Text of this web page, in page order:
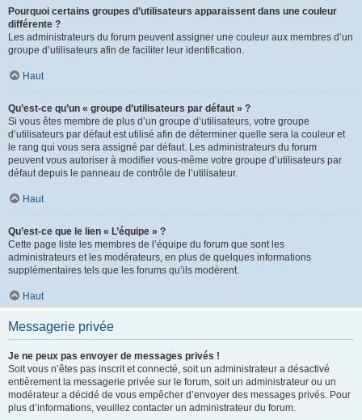
Pourquoi certains groupes d’utilisateurs apparaissent dans une couleur
différente ?
Les administrateurs du forum peuvent assigner une couleur aux membres d’un
groupe d’utilisateurs afin de faciliter leur identification.
Haut
Qu’est-ce qu’un « groupe d’utilisateurs par défaut » ?
Si vous êtes membre de plus d’un groupe d’utilisateurs, votre groupe
d’utilisateurs par défaut est utilisé afin de déterminer quelle sera la couleur et
le rang qui vous sera assigné par défaut. Les administrateurs du forum
peuvent vous autoriser à modifier vous-même votre groupe d’utilisateurs par
défaut depuis le panneau de contrôle de l’utilisateur.
Haut
Qu’est-ce que le lien « L’équipe » ?
Cette page liste les membres de l’équipe du forum que sont les
administrateurs et les modérateurs, en plus de quelques informations
supplémentaires tels que les forums qu’ils modèrent.
Haut
Messagerie privée
Je ne peux pas envoyer de messages privés !
Soit vous n’êtes pas inscrit et connecté, soit un administrateur a désactivé
entièrement la messagerie privée sur le forum, soit un administrateur ou un
modérateur a décidé de vous empêcher d’envoyer des messages privés. Pour
plus d’informations, veuillez contacter un administrateur du forum.